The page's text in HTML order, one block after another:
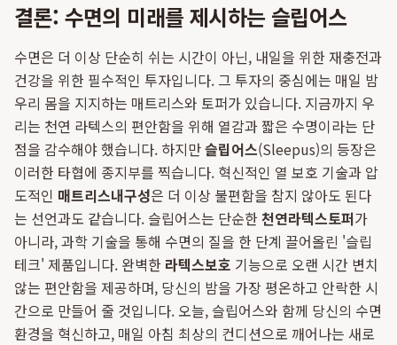
결론: 수면의 미래를 제시하는 슬립어스
수면은 더 이상 단순히 쉬는 시간이 아닌, 내일을 위한 재충전과
건강을 위한 필수적인 투자입니다. 그 투자의 중심에는 매일 밤
우리 몸을 지지하는 매트리스와 토퍼가 있습니다. 지금까지 우
리는 천연 라텍스의 편안함을 위해 열감과 짧은 수명이라는 단
점을 감수해야 했습니다. 하지만슬립어스(Sleepus)의 등장은
이러한 타협에 종지부를 찍습니다. 혁신적인 열 보호 기술과 압
도적인 매트리스내구성은 더 이상 불편함을 참지 않아도 된다
는 선언과도 같습니다. 슬립어스는 단순한천연라텍스토퍼가
아니라, 과학 기술을 통해 수면의 질을 한 단계 끌어올린 '슬립
테크' 제품입니다. 완벽한 라텍스보호 기능으로 오랜 시간 변치
않는 편안함을 제공하며, 당신의 밤을 가장 평온하고 안락한 시
간으로 만들어 줄 것입니다. 오늘, 슬립어스와 함께 당신의 수면
환경을 혁신하고, 매일 아침 최상의 컨디션으로 깨어나는 새로